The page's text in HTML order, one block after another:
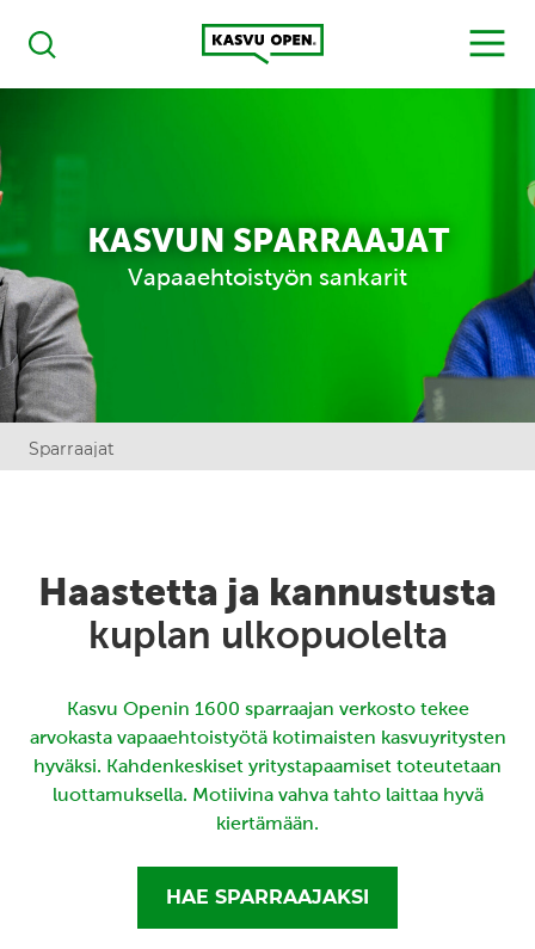
Haku
Kasvu Open
MENU
KASVUN SPARRAAJAT
Vapaaehtoistyön sankarit
Sparraajat
Haastetta ja kannustusta
kuplan ulkopuolelta
Kasvu Openin 1600 sparraajan verkosto tekee
arvokasta vapaaehtoistyötä kotimaisten kasvuyritysten
hyväksi. Kahdenkeskiset yritystapaamiset toteutetaan
luottamuksella. Motiivina vahva tahto laittaa hyvä
kiertämään.
HAE SPARRAAJAKSI